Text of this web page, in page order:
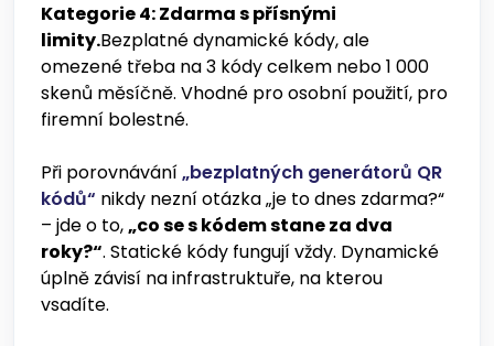
Kategorie 4: Zdarma s přísnými
limity.Bezplatné dynamické kódy, ale
omezené třeba na 3 kódy celkem nebo 1 000
skenů měsíčně. Vhodné pro osobní použití, pro
firemní bolestné.
Při porovnávání„bezplatných generátorů QR
kódů“ nikdy nezní otázka „je to dnes zdarma?“
– jde o to,„co se s kódem stane za dva
roky?“. Statické kódy fungují vždy. Dynamické
úplně závisí na infrastruktuře, na kterou
vsadíte.